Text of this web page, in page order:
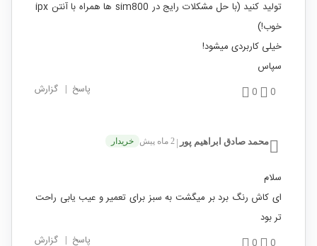
تولید کنید (با حل مشکلات رایج در sim800 ها همراه با آنتن ipx
خوب!)
خیلی کاربردی میشود!
سپاس
0
0 پاسخ | گزارش
محمد صادق ابراهیم پور | 2 ماه پیش خریدار
سلام
ای کاش رنگ برد بر میگشت به سبز برای تعمیر و عیب یابی راحت
تر بود
پاسخ | گزارش